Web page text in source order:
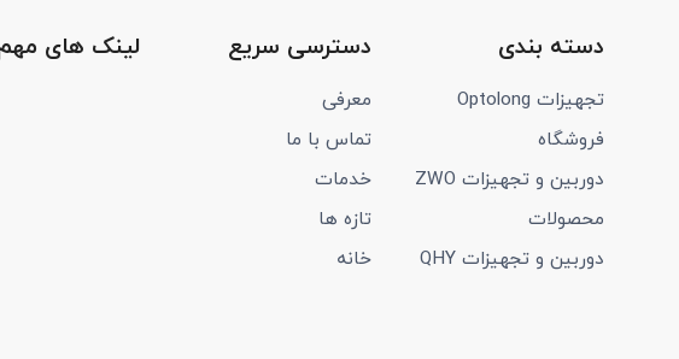
دسته بندی
تجهیزات Optolong
فروشگاه
دوربین و تجهیزات ZWO
محصولات
دوربین و تجهیزات QHY
دسترسی سریع
معرفی
تماس با ما
خدمات
تازه ها
خانه
لینک های